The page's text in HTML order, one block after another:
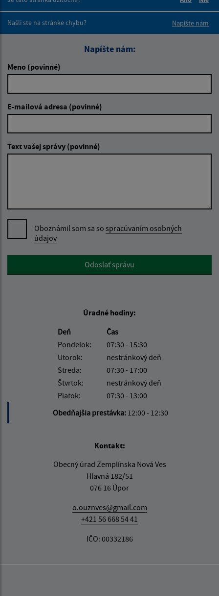
Našli ste na stránke chybu?
Napíšte nám
Napíšte nám:
Meno (povinné)
E-mailová adresa (povinné)
Text vašej správy (povinné)
Oboznámil som sa so spracúvaním osobných
údajov
Google reCaptcha ResponseOdoslať správu
Úradné hodiny:
Deň
Čas
Pondelok:
07:30 - 15:30
Utorok:
nestránkový deň
Streda:
07:30 - 17:00
Štvrtok:
nestránkový deň
Piatok:
07:30 - 13:00
Obedňajšia prestávka: 12:00 - 12:30
Kontakt:
Obecný úrad Zemplínska Nová Ves
Hlavná 182/51
076 16 Úpor
o.ouznves@gmail.com
+421 56 668 54 41
IČO: 00332186